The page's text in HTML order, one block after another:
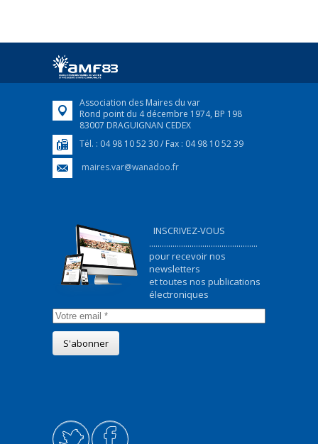
Afin d’accompagner au mieux les réfugiés
FEUILLETER
Association des Maires du var
Rond point du 4 décembre 1974, BP 198
83007 DRAGUIGNAN CEDEX
Tél. : 04 98 10 52 30 / Fax : 04 98 10 52 39
maires.var@wanadoo.fr
INSCRIVEZ-VOUS
...................................................
pour recevoir nos
newsletters
et toutes nos publications
électroniques